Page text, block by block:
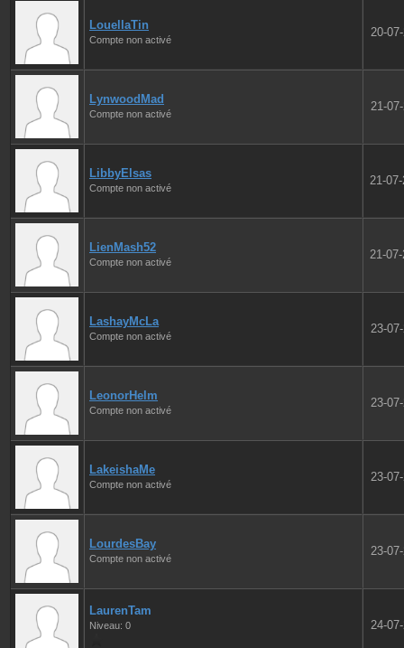
LouellaTin
Compte non activé
20-
LynwoodMad
Compte non activé
21-
LibbyElsas
Compte non activé
21-
LienMash52
Compte non activé
21-
LashayMcLa
Compte non activé
23-
LeonorHelm
Compte non activé
23-
LakeishaMe
Compte non activé
23-
LourdesBay
Compte non activé
23-
LaurenTam
Niveau: 0 24-